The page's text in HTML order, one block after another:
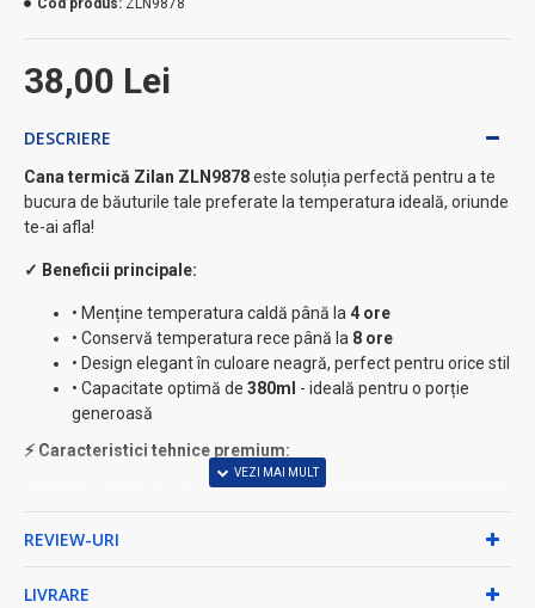
38,00 Lei
Cod produs: ZLN9878
DESCRIERE
Cana termică Zilan ZLN9878este soluția perfectă pentru a te
bucura de băuturile tale preferate la temperatura ideală, oriunde
te-ai afla!
✓ Beneficii principale:
• Menține temperatura caldă până la4 ore
• Conservă temperatura rece până la 8 ore
• Design elegant în culoare neagră, perfect pentru orice stil
• Capacitate optimă de 380ml - ideală pentru o porție
generoasă
⚡ Caracteristici tehnice premium:
Pereți dubli din oțel inoxidabil
✓Interior 100% inox
✓
REVIEW-URI
LIVRARE